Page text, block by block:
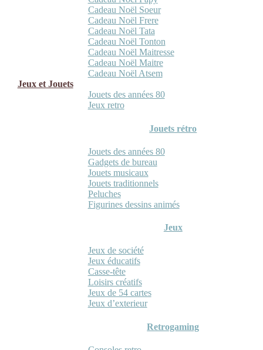
Cadeau Noël Soeur
Cadeau Noël Frere
Cadeau Noël Tata
Cadeau Noël Tonton
Cadeau Noël Maitresse
Cadeau Noël Maitre
Cadeau Noël Atsem
Jeux et Jouets
Jouets des années 80
Jeux retro
Jouets rétro
Jouets des années 80
Gadgets de bureau
Jouets musicaux
Jouets traditionnels
Peluches
Figurines dessins animés
Jeux
Jeux de société
Jeux éducatifs
Casse-tête
Loisirs créatifs
Jeux de 54 cartes
Jeux d’exterieur
Retrogaming